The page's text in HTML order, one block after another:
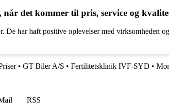
det kommer til pris, service og
har haft positive oplevelser med virksomheden
• GT Biler A/S • Fertilitetsklinik IVF-SYD •
RSS